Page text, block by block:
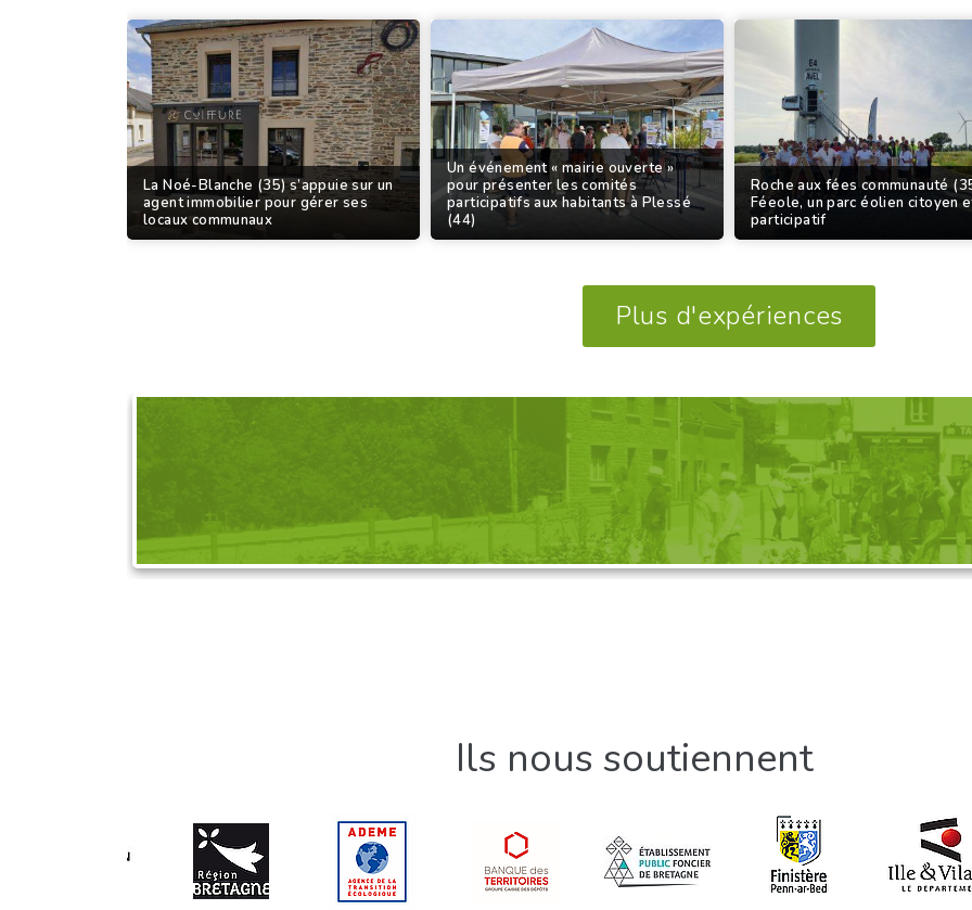
La Noé-Blanche (35) s’appuie sur un
agent immobilier pour gérer ses
locaux communaux
Un événement « mairie ouverte »
pour présenter les comités
participatifs aux habitants à Plessé
(44)
Roche aux fées communauté
Féeole, un parc éolien citoyen
participatif
Plus d'expériences
DEMANDEZ L'ORGANISATION D'UNE VISITE,
Découvrez nos propositions
Ils nous soutiennent